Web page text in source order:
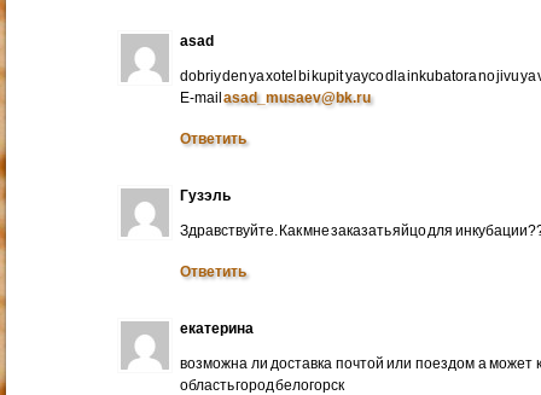
asad
dobriy den ya xotel bi kupit yayco dla inkubatora no jivu ya
E-mailasad_musaev@bk.ru
Ответить
Гузэль
Здравствуйте. Как мне заказать яйцо для
Ответить
екатерина
возможна ли доставка почтой или поездом а
область город белогорск